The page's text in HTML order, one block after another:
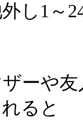
し1～
ーや
ると